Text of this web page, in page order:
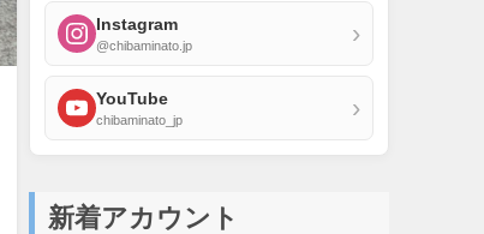
Instagram
@chibaminato.jp ›
YouTube
chibaminato_jp ›
新着アカウント